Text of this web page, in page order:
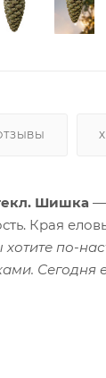
Шишка —
Края
хотите по-
Сегодня